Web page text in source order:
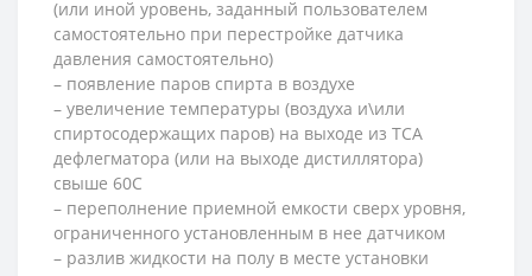
(или иной уровень, заданный пользователем
самостоятельно при перестройке датчика
давления самостоятельно)
– появление паров спирта в воздухе
– увеличение температуры (воздуха и\или
спиртосодержащих паров) на выходе из ТСА
дефлегматора (или на выходе дистиллятора)
свыше 60С
– переполнение приемной емкости сверх уровня,
ограниченного установленным в нее датчиком
– разлив жидкости на полу в месте установки